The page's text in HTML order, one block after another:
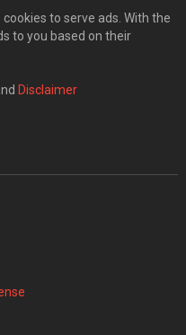
to serve ads. With the
to you based on their
Disclaimer